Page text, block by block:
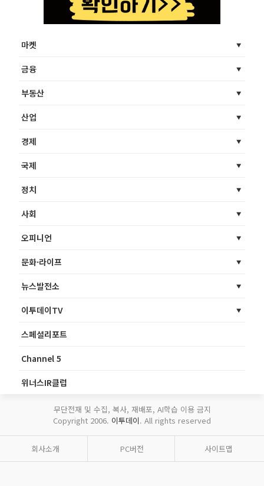
마켓
금융
부동산
산업
경제
국제
정치
사회
오피니언
문화·라이프
뉴스발전소
이투데이TV
스페셜리포트
Channel 5
위너스IR클럽
무단전재 및 수집, 복사, 재배포, AI학습 이용 금지
Copyright 2006. 이투데이. All rights reserved
회사소개 PC버전 사이트맵